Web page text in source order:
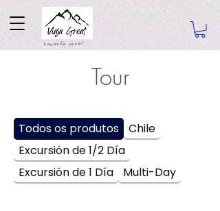
conecta você!
Tour
Todos os produtos
Chile
Excursión de 1/2 Día
Excursión de 1 Día
Multi-Day